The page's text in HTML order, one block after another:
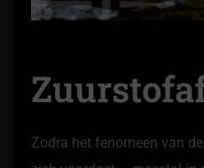
Zodra het fenomeen van